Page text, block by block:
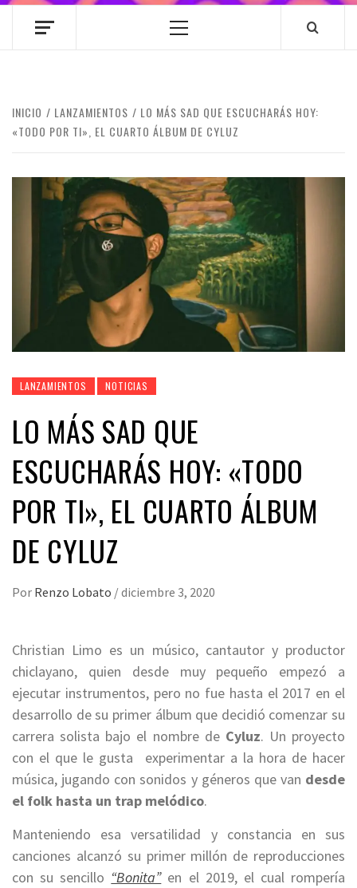
Menú
INICIO LANZAMIENTOS
LO MÁS SAD QUE ESCUCHARÁS HOY:
«TODO POR TI», EL CUARTO ÁLBUM DE CYLUZ
LANZAMIENTOS NOTICIAS
LO MÁS SAD QUE
ESCUCHARÁS HOY: «TODO
POR TI», EL CUARTO ÁLBUM
DE CYLUZ
Por Renzo Lobato /diciembre 3, 2020
Christian Limo es un músico, cantautor y productor
chiclayano, quien desde muy pequeño empezó a
ejecutar instrumentos, pero no fue hasta el 2017 en el
desarrollo de su primer álbum que decidió comenzar su
carrera solista bajo el nombre de Cyluz. Un proyecto
con el que le gusta experimentar a la hora de hacer
música, jugando con sonidos y géneros que van desde
el folk hasta un trap melódico.
Manteniendo esa versatilidad y constancia en sus
canciones alcanzó su primer millón de reproducciones
con su sencillo “Bonita”en el 2019, el cual rompería